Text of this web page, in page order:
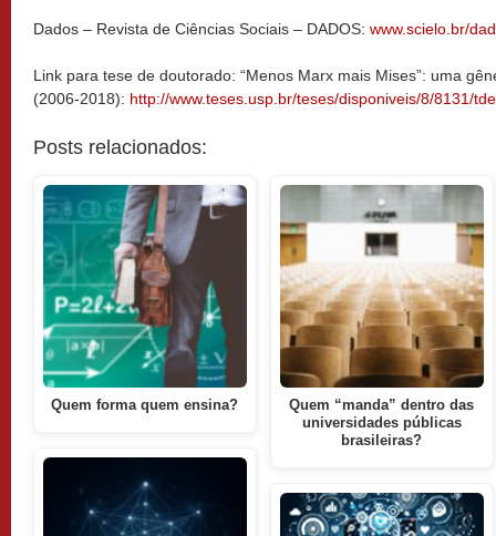
Dados – Revista de Ciências Sociais – DADOS: www.scielo.br/
Link para tese de doutorado: “Menos Marx mais Mises”: uma
(2006-2018): http://www.teses.usp.br/teses/disponiveis/8/8131/
Posts relacionados:
Quem forma quem ensina?
Quem “manda” dentro das
universidades públicas
brasileiras?